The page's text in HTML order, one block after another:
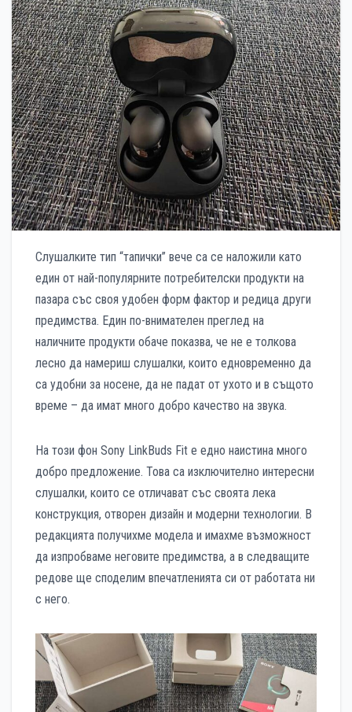
Слушалките тип “тапички” вече са се наложили като
един от най-популярните потребителски продукти на
пазара със своя удобен форм фактор и редица други
предимства. Един по-внимателен преглед на
наличните продукти обаче показва, че не е толкова
лесно да намериш слушалки, които едновременно да
са удобни за носене, да не падат от ухото и в същото
време – да имат много добро качество на звука.
На този фон Sony LinkBuds Fit е едно наистина много
добро предложение. Това са изключително интересни
слушалки, които се отличават със своята лека
конструкция, отворен дизайн и модерни технологии. В
редакцията получихме модела и имахме възможност
да изпробваме неговите предимства, а в следващите
редове ще споделим впечатленията си от работата ни
с него.